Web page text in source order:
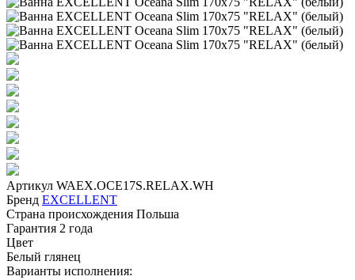
Артикул WAEX.OCE17S.RELAX.WH
Бренд EXCELLENT
Страна происхождения Польша
Гарантия 2 года
Цвет
Белый глянец
Варианты исполнения: